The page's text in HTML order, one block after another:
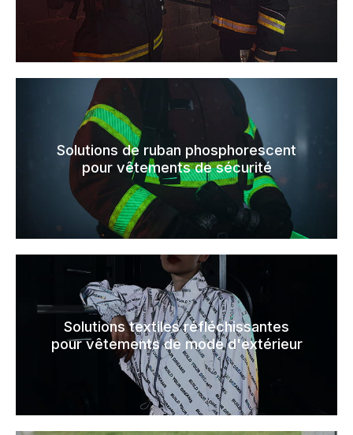
Solutions de ruban phosphorescent
pour vêtements de sécurité
Solutions textiles réfléchissantes
pour vêtements de mode d'extérieur